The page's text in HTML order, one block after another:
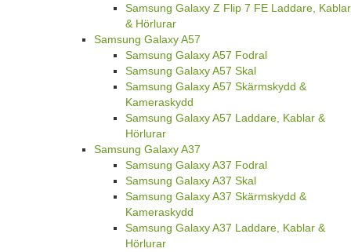
Samsung Galaxy Z Flip 7 FE Laddare, Kablar
& Hörlurar
Samsung Galaxy A57
Samsung Galaxy A57 Fodral
Samsung Galaxy A57 Skal
Samsung Galaxy A57 Skärmskydd &
Kameraskydd
Samsung Galaxy A57 Laddare, Kablar &
Hörlurar
Samsung Galaxy A37
Samsung Galaxy A37 Fodral
Samsung Galaxy A37 Skal
Samsung Galaxy A37 Skärmskydd &
Kameraskydd
Samsung Galaxy A37 Laddare, Kablar &
Hörlurar